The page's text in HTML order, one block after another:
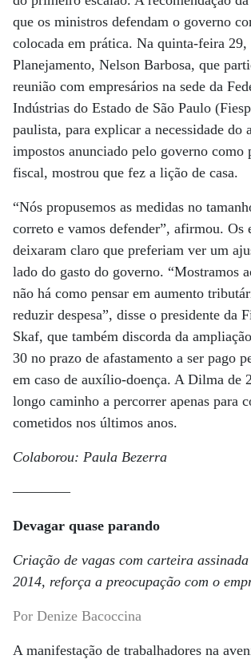
que os ministros defendam o governo
colocada em prática. Na quinta-feira
Planejamento, Nelson Barbosa, que
reunião com empresários na sede da
Indústrias do Estado de São Paulo
paulista, para explicar a necessidade do
impostos anunciado pelo governo como
fiscal, mostrou que fez a lição de casa.
“Nós propusemos as medidas no
correto e vamos defender”, afirmou. Os
deixaram claro que preferiam ver um
lado do gasto do governo. “Mostramos
não há como pensar em aumento
reduzir despesa”, disse o presidente da
Skaf, que também discorda da
30 no prazo de afastamento a ser pago
em caso de auxílio-doença. A Dilma de
longo caminho a percorrer apenas para
cometidos nos últimos anos.
Colaborou: Paula Bezerra
————
Devagar quase parando
Criação de vagas com carteira
2014, reforça a preocupação com o
Por Denize Bacoccina
A manifestação de trabalhadores na